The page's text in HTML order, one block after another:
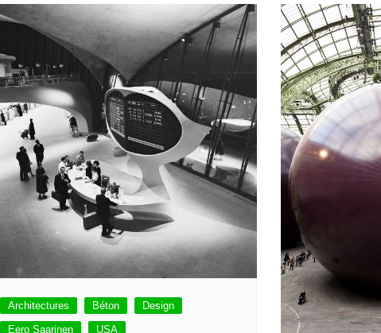
Architectures Béton
Design
Eero Saarinen
USA